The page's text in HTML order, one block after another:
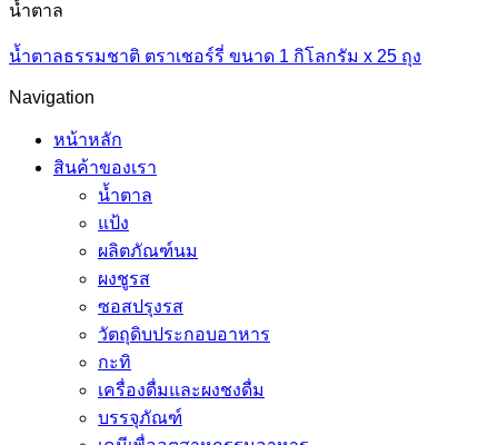
น้ำตาล
น้ำตาลธรรมชาติ ตราเชอร์รี่ ขนาด 1 กิโลกรัม x 25 ถุง
Navigation
หน้าหลัก
สินค้าของเรา
น้ำตาล
แป้ง
ผลิตภัณฑ์นม
ผงชูรส
ซอสปรุงรส
วัตถุดิบประกอบอาหาร
กะทิ
เครื่องดื่มและผงชงดื่ม
บรรจุภัณฑ์